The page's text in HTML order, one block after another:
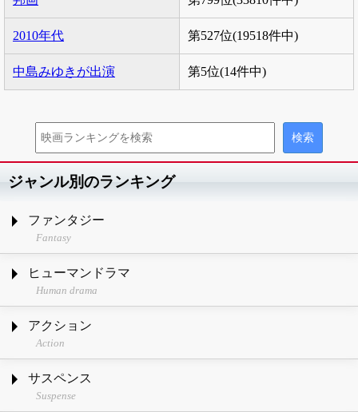
2010年代 第527位(19518件中)
中島みゆきが出演 第5位(14件中)
ジャンル別のランキング
ファンタジー
Fantasy
ヒューマンドラマ
Human drama
アクション
Action
サスペンス
Suspense